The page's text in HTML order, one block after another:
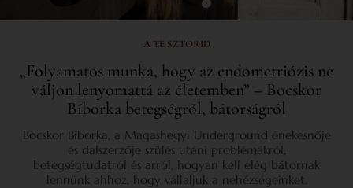
A TE SZTORID
„Folyamatos munka, hogy az endometriózis ne
váljon lenyomattá az életemben” – Bocskor
Bíborka betegségről, bátorságról
Bocskor Bíborka, a Magashegyi Underground énekesnője
és dalszerzője szülés utáni problémákról,
betegségtudatról és arról, hogyan kell elég bátornak
lennünk ahhoz, hogy vállaljuk a nehézségeinket.